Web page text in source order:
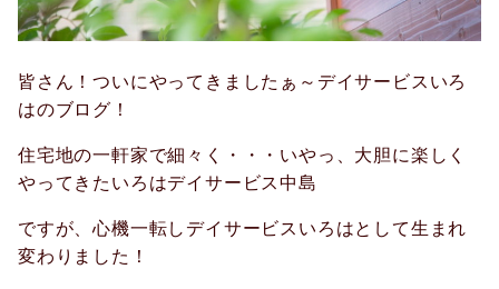
皆さん！ついにやってきましたぁ～デイサービスいろ
はのブログ！
住宅地の一軒家で細々く・・・いやっ、大胆に楽しく
やってきたいろはデイサービス中島
ですが、心機一転しデイサービスいろはとして生まれ
変わりました！